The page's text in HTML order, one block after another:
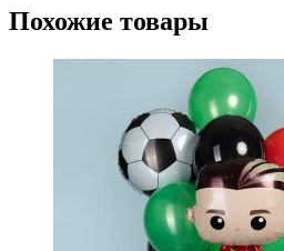
Похожие товары